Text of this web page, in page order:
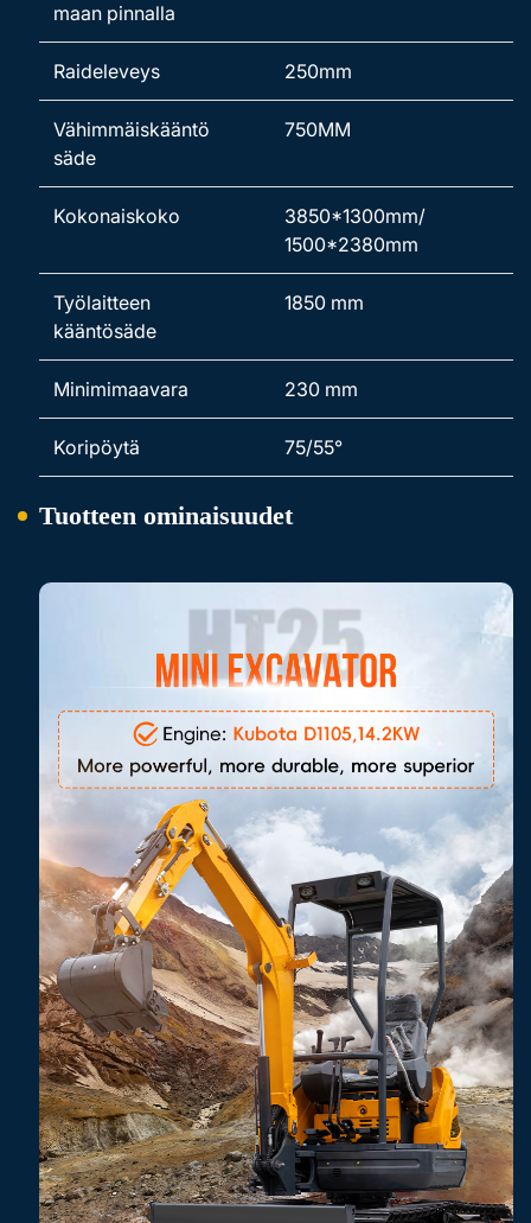
maan pinnalla
Raideleveys 250mm
Vähimmäiskääntö
säde
750MM
Kokonaiskoko
3850*1300mm/
1500*2380mm
Työlaitteen
kääntösäde
1850 mm
Minimimaavara 230 mm
Koripöytä 75/55°
Tuotteen ominaisuudet